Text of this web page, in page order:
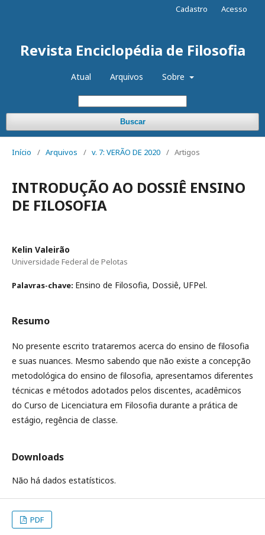
Revista Enciclopédia de Filosofia
Atual Arquivos Sobre
Buscar
Cadastro Acesso
Início / Arquivos / v. 7: VERÃO DE 2020 / Artigos
INTRODUÇÃO AO DOSSIÊ ENSINO
DE FILOSOFIA
Kelin Valeirão
Universidade Federal de Pelotas
Palavras-chave: Ensino de Filosofia, Dossiê, UFPel.
Resumo
No presente escrito trataremos acerca do ensino de filosofia
e suas nuances. Mesmo sabendo que não existe a concepção
metodológica do ensino de filosofia, apresentamos diferentes
técnicas e métodos adotados pelos discentes, acadêmicos
do Curso de Licenciatura em Filosofia durante a prática de
estágio, regência de classe.
Downloads
Não há dados estatísticos.
PDF